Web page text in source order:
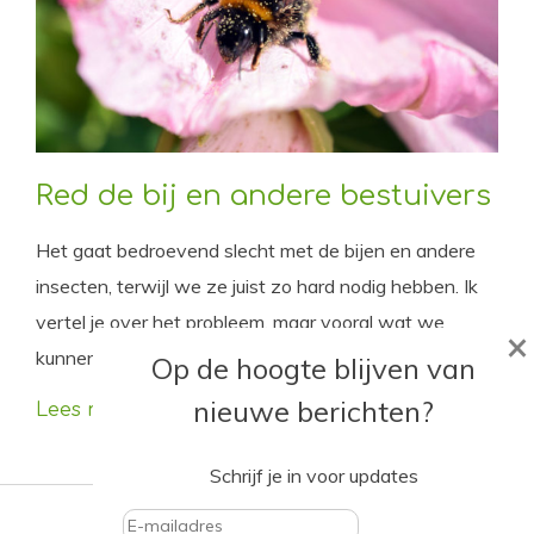
Red de bij en andere bestuivers
Het gaat bedroevend slecht met de bijen en andere
insecten, terwijl we ze juist zo hard nodig hebben. Ik
vertel je over het probleem, maar vooral wat we
kunnen doen om de insecten te helpen.
Lees meer
Op de hoogte blijven van
nieuwe berichten?
Schrijf je in voor updates
×